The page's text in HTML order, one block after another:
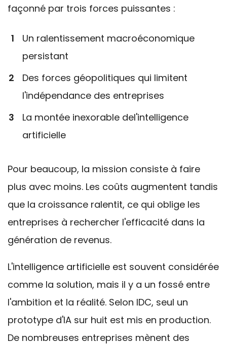
façonné par trois forces puissantes :
Un ralentissement macroéconomique
persistant
Des forces géopolitiques qui limitent
l'indépendance des entreprises
La montée inexorable del'intelligence
artificielle
Pour beaucoup, la mission consiste à faire
plus avec moins. Les coûts augmentent tandis
que la croissance ralentit, ce qui oblige les
entreprises à rechercher l'efficacité dans la
génération de revenus.
L'intelligence artificielle est souvent considérée
comme la solution, mais il y a un fossé entre
l'ambition et la réalité. Selon IDC, seul un
prototype d'IA sur huit est mis en production.
De nombreuses entreprises mènent des